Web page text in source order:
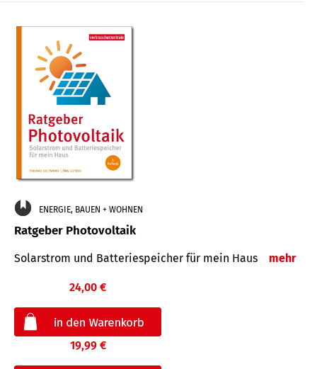
ENERGIE, BAUEN + WOHNEN
Ratgeber Photovoltaik
Solarstrom und Batteriespeicher für mein Haus mehr
24,00 €
19,99 €